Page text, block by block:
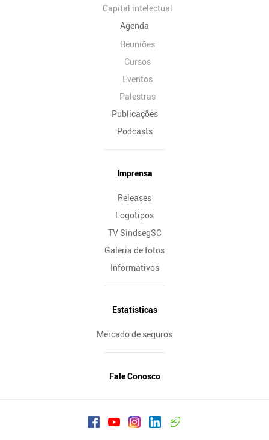
Capital intelectual
Agenda
Reuniões
Cursos
Eventos
Palestras
Publicações
Podcasts
Imprensa
Releases
Logotipos
TV SindsegSC
Galeria de fotos
Informativos
Estatísticas
Mercado de seguros
Fale Conosco